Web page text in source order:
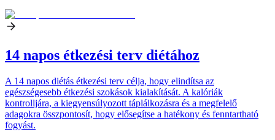
14 napos étkezési terv diétához
A 14 napos diétás étkezési terv célja, hogy elindítsa az
egészségesebb étkezési szokások kialakítását. A kalóriák
kontrolljára, a kiegyensúlyozott táplálkozásra és a megfelelő
adagokra összpontosít, hogy elősegítse a hatékony és fenntartható
fogyást.